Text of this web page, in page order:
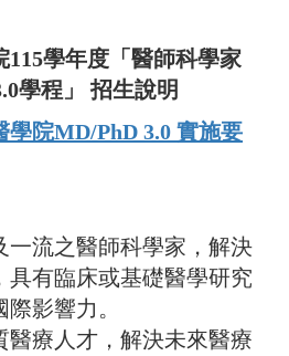
115學年度「醫師科學家
學程」 招生說明
學院MD/PhD 3.0 實施要
一流之醫師科學家，解決
具有臨床或基礎醫學研究
影響力。
醫療人才，解決未來醫療